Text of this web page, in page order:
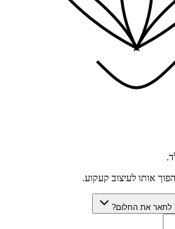
אותו לעיצוב קעקוע.
לתאר את החלום?